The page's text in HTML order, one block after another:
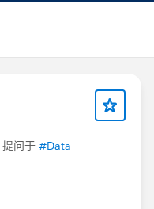
提问于 #Data